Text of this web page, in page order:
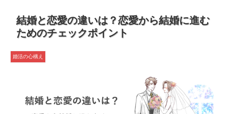
結婚と恋愛の違いは？恋愛から結婚に進む
ためのチェックポイント
婚活の心構え